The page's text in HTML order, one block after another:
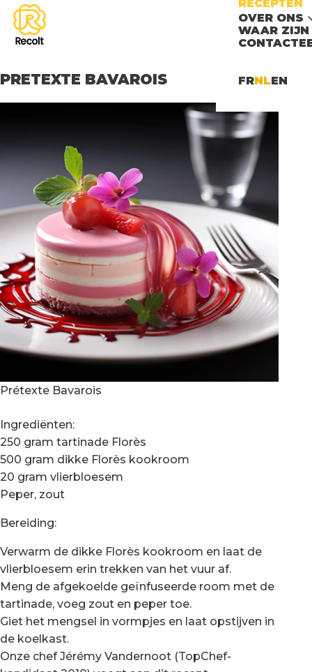
RECEPTEN
OVER ONS
WAAR ZIJN
FRNLEN
PRETEXTE BAVAROIS
Prétexte Bavarois
Ingrediënten:
250 gram tartinade Florès
500 gram dikke Florès kookroom
20 gram vlierbloesem
Peper, zout
Bereiding:
Verwarm de dikke Florès kookroom en laat de
vlierbloesem erin trekken van het vuur af.
Meng de afgekoelde geïnfuseerde room met de
tartinade, voeg zout en peper toe.
Giet het mengsel in vormpjes en laat opstijven in
de koelkast.
Onze chef Jérémy Vandernoot (TopChef-